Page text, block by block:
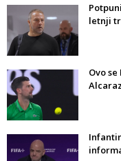
letnji
Ovo